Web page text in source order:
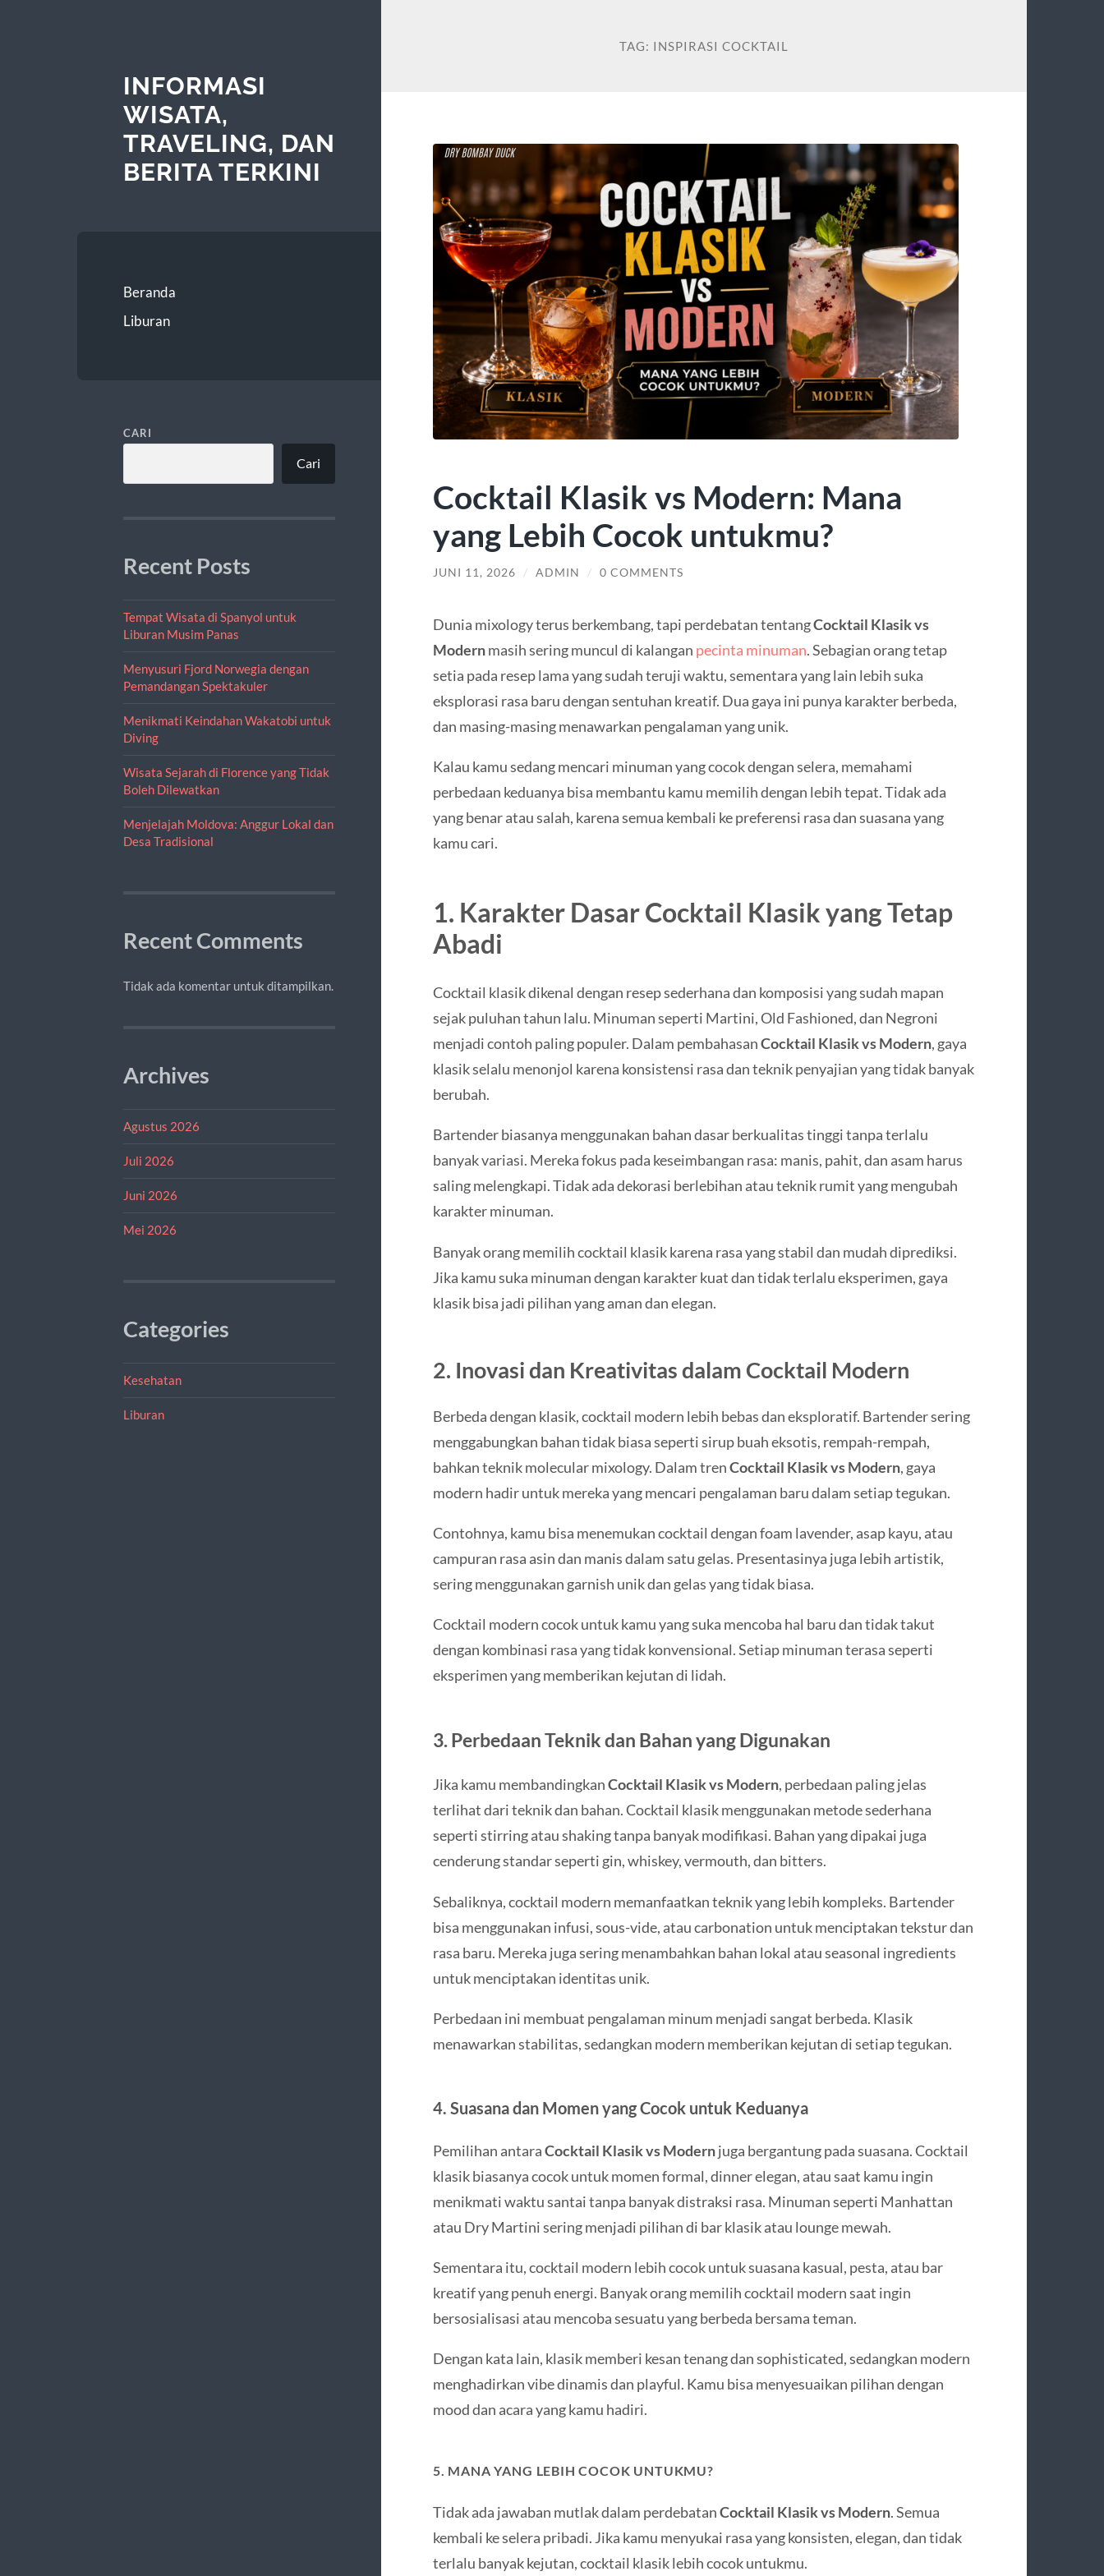
INFORMASI
WISATA,
TRAVELING, DAN
BERITA TERKINI
Beranda
Liburan
CARI
Cari
Recent Posts
Tempat Wisata di Spanyol untuk
Liburan Musim Panas
Menyusuri Fjord Norwegia dengan
Pemandangan Spektakuler
Menikmati Keindahan Wakatobi untuk
Diving
Wisata Sejarah di Florence yang Tidak
Boleh Dilewatkan
Menjelajah Moldova: Anggur Lokal dan
Desa Tradisional
Recent Comments
Tidak ada komentar untuk ditampilkan.
Archives
Agustus 2026
Juli 2026
Juni 2026
Mei 2026
Categories
Kesehatan
Liburan
TAG: INSPIRASI COCKTAIL
Cocktail Klasik vs Modern: Mana
yang Lebih Cocok untukmu?
JUNI 11, 2026 / ADMIN / 0 COMMENTS
Dunia mixology terus berkembang, tapi perdebatan tentangCocktail Klasik vs
Modernmasih sering muncul di kalangan pecinta minuman. Sebagian orang tetap
setia pada resep lama yang sudah teruji waktu, sementara yang lain lebih suka
eksplorasi rasa baru dengan sentuhan kreatif. Dua gaya ini punya karakter berbeda,
dan masing-masing menawarkan pengalaman yang unik.
Kalau kamu sedang mencari minuman yang cocok dengan selera, memahami
perbedaan keduanya bisa membantu kamu memilih dengan lebih tepat. Tidak ada
yang benar atau salah, karena semua kembali ke preferensi rasa dan suasana yang
kamu cari.
1. Karakter Dasar Cocktail Klasik yang Tetap
Abadi
Cocktail klasik dikenal dengan resep sederhana dan komposisi yang sudah mapan
sejak puluhan tahun lalu. Minuman seperti Martini, Old Fashioned, dan Negroni
menjadi contoh paling populer. Dalam pembahasanCocktail Klasik vs Modern, gaya
klasik selalu menonjol karena konsistensi rasa dan teknik penyajian yang tidak banyak
berubah.
Bartender biasanya menggunakan bahan dasar berkualitas tinggi tanpa terlalu
banyak variasi. Mereka fokus pada keseimbangan rasa: manis, pahit, dan asam harus
saling melengkapi. Tidak ada dekorasi berlebihan atau teknik rumit yang mengubah
karakter minuman.
Banyak orang memilih cocktail klasik karena rasa yang stabil dan mudah diprediksi.
Jika kamu suka minuman dengan karakter kuat dan tidak terlalu eksperimen, gaya
klasik bisa jadi pilihan yang aman dan elegan.
2. Inovasi dan Kreativitas dalam Cocktail Modern
Berbeda dengan klasik, cocktail modern lebih bebas dan eksploratif. Bartender sering
menggabungkan bahan tidak biasa seperti sirup buah eksotis, rempah-rempah,
bahkan teknik molecular mixology. Dalam trenCocktail Klasik vs Modern, gaya
modern hadir untuk mereka yang mencari pengalaman baru dalam setiap tegukan.
Contohnya, kamu bisa menemukan cocktail dengan foam lavender, asap kayu, atau
campuran rasa asin dan manis dalam satu gelas. Presentasinya juga lebih artistik,
sering menggunakan garnish unik dan gelas yang tidak biasa.
Cocktail modern cocok untuk kamu yang suka mencoba hal baru dan tidak takut
dengan kombinasi rasa yang tidak konvensional. Setiap minuman terasa seperti
eksperimen yang memberikan kejutan di lidah.
3. Perbedaan Teknik dan Bahan yang Digunakan
Jika kamu membandingkanCocktail Klasik vs Modern, perbedaan paling jelas
terlihat dari teknik dan bahan. Cocktail klasik menggunakan metode sederhana
seperti stirring atau shaking tanpa banyak modifikasi. Bahan yang dipakai juga
cenderung standar seperti gin, whiskey, vermouth, dan bitters.
Sebaliknya, cocktail modern memanfaatkan teknik yang lebih kompleks. Bartender
bisa menggunakan infusi, sous-vide, atau carbonation untuk menciptakan tekstur dan
rasa baru. Mereka juga sering menambahkan bahan lokal atau seasonal ingredients
untuk menciptakan identitas unik.
Perbedaan ini membuat pengalaman minum menjadi sangat berbeda. Klasik
menawarkan stabilitas, sedangkan modern memberikan kejutan di setiap tegukan.
4. Suasana dan Momen yang Cocok untuk Keduanya
Pemilihan antaraCocktail Klasik vs Modernjuga bergantung pada suasana. Cocktail
klasik biasanya cocok untuk momen formal, dinner elegan, atau saat kamu ingin
menikmati waktu santai tanpa banyak distraksi rasa. Minuman seperti Manhattan
atau Dry Martini sering menjadi pilihan di bar klasik atau lounge mewah.
Sementara itu, cocktail modern lebih cocok untuk suasana kasual, pesta, atau bar
kreatif yang penuh energi. Banyak orang memilih cocktail modern saat ingin
bersosialisasi atau mencoba sesuatu yang berbeda bersama teman.
Dengan kata lain, klasik memberi kesan tenang dan sophisticated, sedangkan modern
menghadirkan vibe dinamis dan playful. Kamu bisa menyesuaikan pilihan dengan
mood dan acara yang kamu hadiri.
5. MANA YANG LEBIH COCOK UNTUKMU?
Tidak ada jawaban mutlak dalam perdebatanCocktail Klasik vs Modern. Semua
kembali ke selera pribadi. Jika kamu menyukai rasa yang konsisten, elegan, dan tidak
terlalu banyak kejutan, cocktail klasik lebih cocok untukmu.